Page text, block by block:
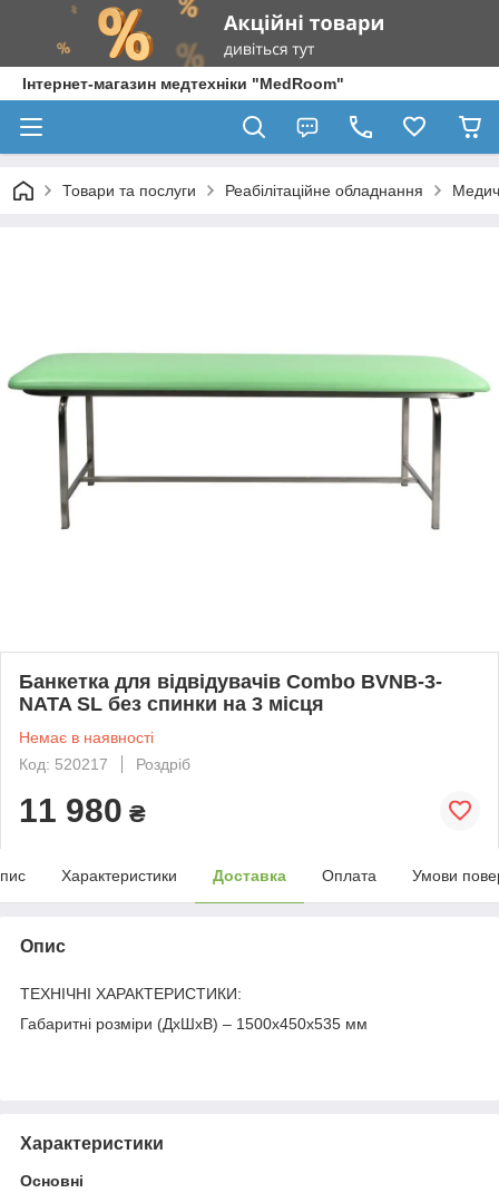
Інтернет-магазин медтехніки "MedRoom"
Товари та послуги Реабілітаційне обладнання
Банкетка для відвідувачів Combo BVNB-3-
NATA SL без спинки на 3 місця
Немає в наявності
Код: 520217
Роздріб
11 980 ₴
Характеристики Доставка Оплата Умови
Опис
ТЕХНІЧНІ ХАРАКТЕРИСТИКИ:
Габаритні розміри (ДхШхВ) – 1500х450х535 мм
Характеристики
Основні